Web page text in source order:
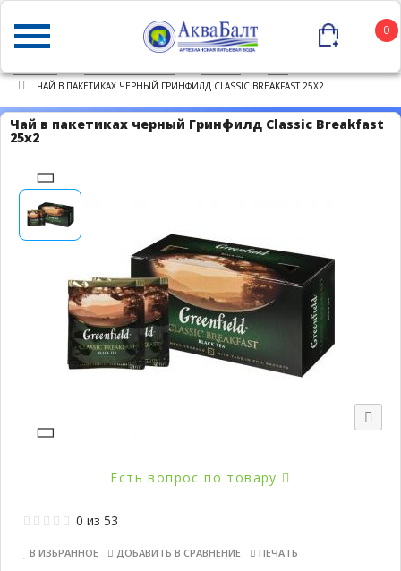
0
ЧАЙ В ПАКЕТИКАХ ЧЕРНЫЙ ГРИНФИЛД CLASSIC BREAKFAST 25Х2
Чай в пакетиках черный Гринфилд Classic Breakfast
25х2
Есть вопрос по товару
0 из 53
В ИЗБРАННОЕ ДОБАВИТЬ В СРАВНЕНИЕ ПЕЧАТЬ